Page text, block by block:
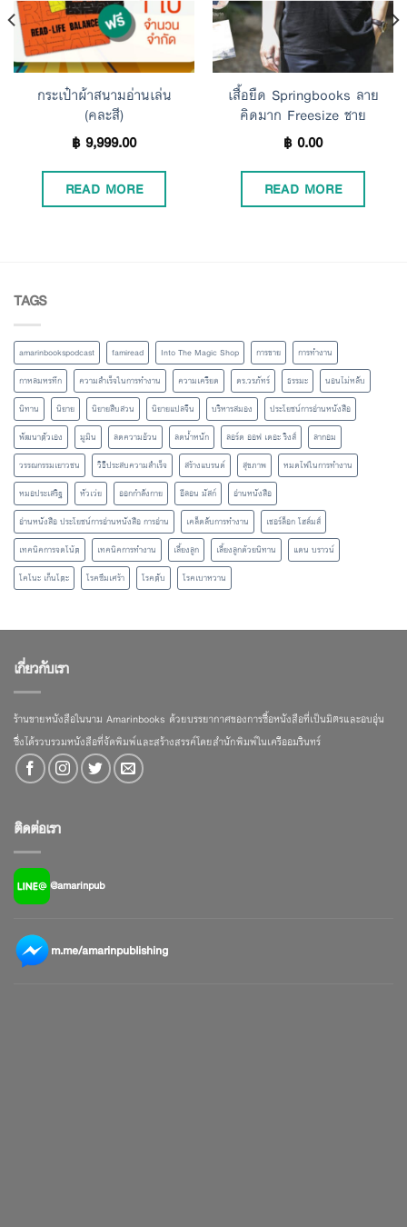
กระเป๋าผ้าสนามอ่านเล่น
(คละสี)
฿9,999.00
READ MORE
เสื้อยืด Springbooks ลาย
คิดมาก Freesize ชาย
฿0.00
READ MORE
TAGS
amarinbookspodcast famiread Into The Magic Shop การขาย
การทำงาน
กาหลมหรทึก
ความสำเร็จในการทำงาน ความเครียด ดร.วรภัทร์ ธรรมะ
นอนไม่หลับ
นิทาน
นิยาย นิยายสืบสวน นิยายแปลจีน บริหารสมอง
ประโยชน์การอ่านหนังสือ
พัฒนาตัวเอง
มูมิน ลดความอ้วน ลดน้ำหนัก ลอร์ด ออฟ เดอะ ริงส์
ลากอม
วรรณกรรมเยาวชน
วิธีประสบความสำเร็จ สร้างแบรนด์ สุขภาพ
หมดไฟในการทำงาน
หมอประเสริฐ
หัวเว่ย ออกกำลังกาย อีลอน มัสก์
อ่านหนังสือ
อ่านหนังสือ ประโยชน์การอ่านหนังสือ การอ่าน
เคล็ดลับการทำงาน
เชอร์ล็อก โฮล์มส์
เทคนิคการจดโน้ต
เทคนิคการทำงาน เลี้ยงลูก เลี้ยงลูกด้วยนิทาน
แดน บราวน์
โคโนะ เก็นโตะ
โรคซึมเศร้า โรคตับ โรคเบาหวาน
เกี่ยวกับเรา
ร้านขายหนังสือในนาม Amarinbooks ด้วยบรรยากาศของการซื้อหนังสือที่เป็นมิตรและอบอุ่น
ซึ่งได้รวบรวมหนังสือที่จัดพิมพ์และสร้างสรรค์โดยสำนักพิมพ์ในเครืออมรินทร์
ติดต่อเรา
@amarinpub
m.me/amarinpublishing